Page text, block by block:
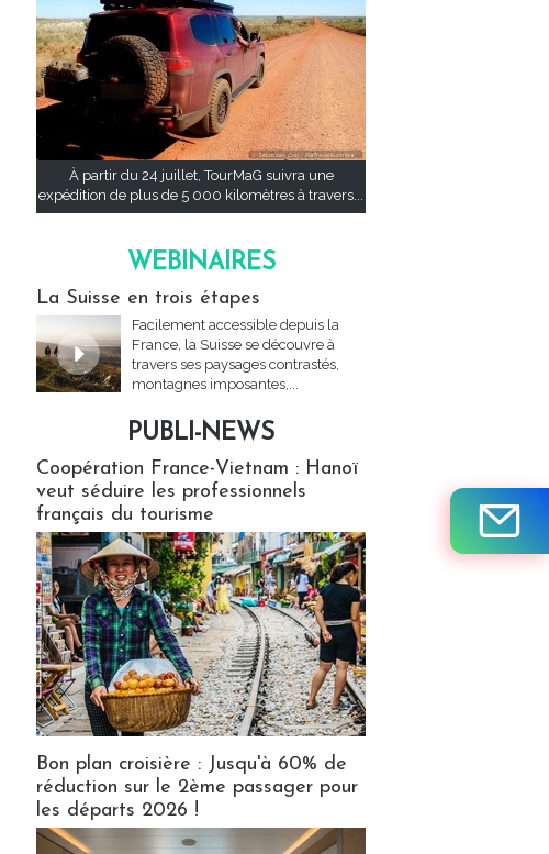
À partir du 24 juillet, TourMaG suivra une
expédition de plus de 5 000 kilomètres à travers...
WEBINAIRES
La Suisse en trois étapes
Facilement accessible depuis la
France, la Suisse se découvre à
travers ses paysages contrastés,
montagnes imposantes,...
PUBLI-NEWS
Coopération France-Vietnam : Hanoï
veut séduire les professionnels
français du tourisme
Bon plan croisière : Jusqu'à 60% de
réduction sur le 2ème passager pour
les départs 2026 !